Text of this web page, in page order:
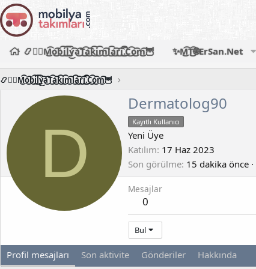
📿🧙‍♂️M͜͡o͜͡b͜͡i͜͡l͜͡y͜͡a͜͡T͜͡a͜͡k͜͡i͜͡m͜͡l͜͡a͜͡r͜͡i͜͡.͜͡C͜͡o͜͡m͜͡🦉 ✨M͜͡T͜͡🌐ErSan.Net
📿🧙‍♂️M͜͡o͜͡b͜͡i͜͡l͜͡y͜͡a͜͡T͜͡a͜͡k͜͡i͜͡m͜͡l͜͡a͜͡r͜͡i͜͡.͜͡C͜͡o͜͡m͜͡🦉
D
Dermatolog90
Kayıtlı Kullanıcı
Yeni Üye
Katılım 17 Haz 2023
Son görülme 15 dakika önce ·
Mesajlar
0
Bul
Profil mesajları Son aktivite Gönderiler Hakkında